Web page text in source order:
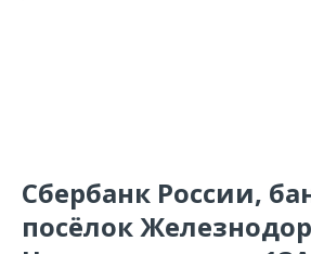
Сбербанк России,
посёлок